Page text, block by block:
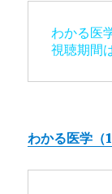
わかる医
視聴期間
わかる医学（